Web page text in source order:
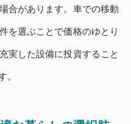
合があります。車での移動
を選ぶことで価格のゆとり
実した設備に投資すること
。